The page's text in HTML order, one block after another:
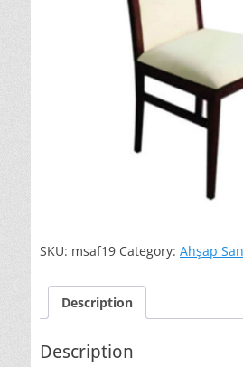
SKU: msaf19 Category: Ahşap
Description
Description